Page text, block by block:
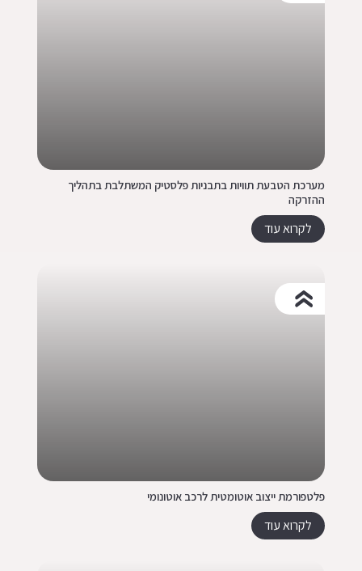
מערכת הטבעת תוויות בתבניות פלסטיק המשתלבת בתהליך
ההזרקה
לקרוא עוד
פלטפורמת ייצוב אוטומטית לרכב אוטונומי
לקרוא עוד